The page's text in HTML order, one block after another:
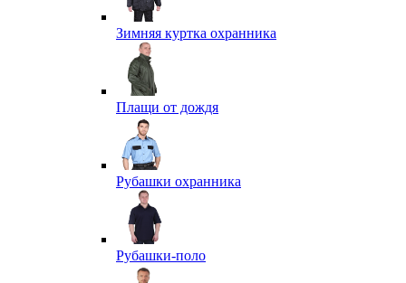
Зимняя куртка охранника
Плащи от дождя
Рубашки охранника
Рубашки-поло